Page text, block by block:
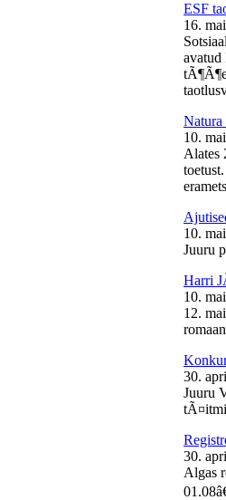
ESF
16.
avatud
Natura
10.
Alates
10.
Juuru
Harri
10.
12.
30.
Juuru
30.
Algas